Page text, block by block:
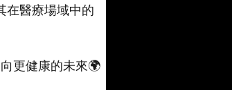
在醫療場域中的
更健康的未來🌍